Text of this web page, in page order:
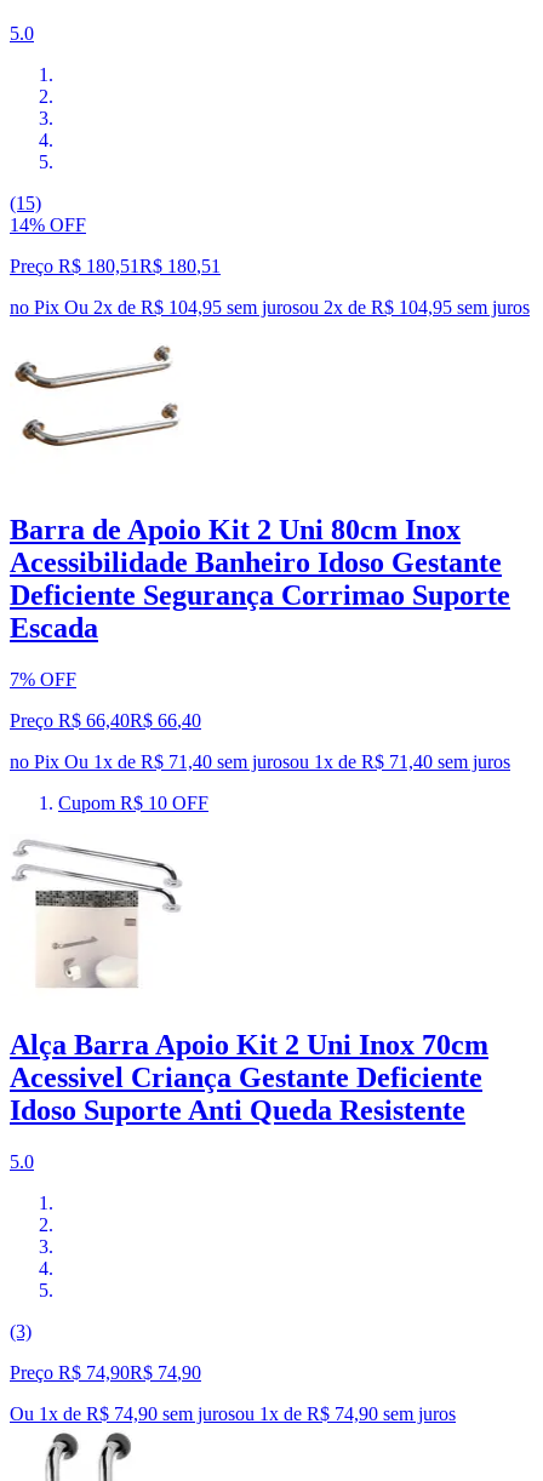
5.0
(15)
14% OFF
Preço R$ 180,51R$ 180,51
no Pix Ou 2x de R$ 104,95 sem jurosou 2x de R$ 104,95 sem juros
Barra de Apoio Kit 2 Uni 80cm Inox
Acessibilidade Banheiro Idoso Gestante
Deficiente Segurança Corrimao Suporte
Escada
7% OFF
Preço R$ 66,40R$ 66,40
no Pix Ou 1x de R$ 71,40 sem jurosou 1x de R$ 71,40 sem juros
Cupom R$ 10 OFF
Alça Barra Apoio Kit 2 Uni Inox 70cm
Acessivel Criança Gestante Deficiente
Idoso Suporte Anti Queda Resistente
5.0
(3)
Preço R$ 74,90R$ 74,90
Ou 1x de R$ 74,90 sem jurosou 1x de R$ 74,90 sem juros